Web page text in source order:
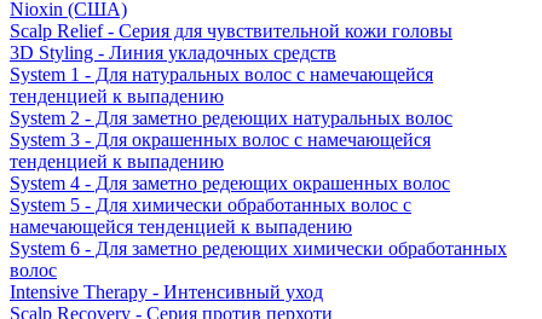
Nioxin (США)
Scalp Relief - Серия для чувствительной кожи головы
3D Styling - Линия укладочных средств
System 1 - Для натуральных волос с намечающейся
тенденцией к выпадению
System 2 - Для заметно редеющих натуральных волос
System 3 - Для окрашенных волос с намечающейся
тенденцией к выпадению
System 4 - Для заметно редеющих окрашенных волос
System 5 - Для химически обработанных волос с
намечающейся тенденцией к выпадению
System 6 - Для заметно редеющих химически обработанных
волос
Intensive Therapy - Интенсивный уход
Scalp Recovery - Серия против перхоти